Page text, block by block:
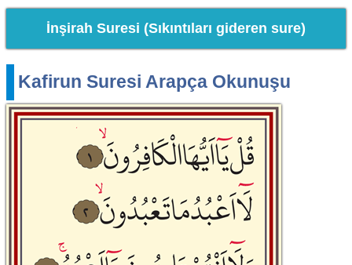
İnşirah Suresi (Sıkıntıları gideren sure)
Kafirun Suresi Arapça Okunuşu